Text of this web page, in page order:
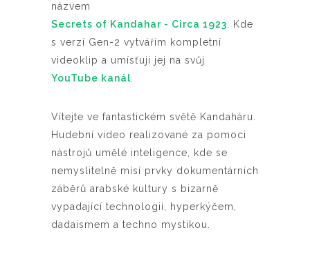
názvem
Secrets of Kandahar - Circa 1923 . Kde
s verzí Gen-2 vytvářím kompletní
videoklip a umísťuji jej na svůj
YouTube kanál
Vítejte ve fantastickém světě Kandaháru.
Hudební video realizované za pomoci
nástrojů umělé inteligence, kde se
nemyslitelně mísí prvky dokumentárních
záběrů arabské kultury s bizarně
vypadající technologií, hyperkýčem,
dadaismem a techno mystikou.